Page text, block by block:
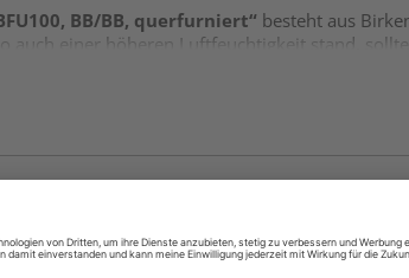
BB/BB, querfurniert“ besteht aus
auch einer höheren Luftfeuchtigkeit stand,
für die optische Beschaffenheit der Ober-
Kittstellen. Es handelt sich bei BB/BB um
quer zur längeren Seite der Platte